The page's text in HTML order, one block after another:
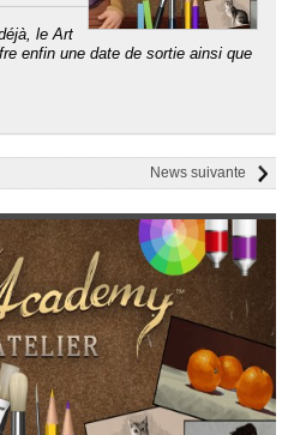
le Art
enfin une date de sortie ainsi que
News suivante